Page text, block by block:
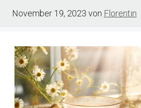
November 19, 2023 von Florentin